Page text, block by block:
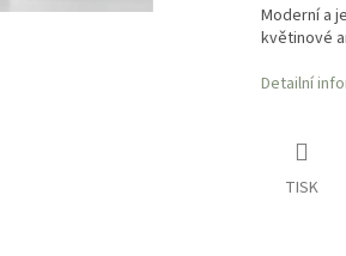
Moderní a
květinové
Detailní
TISK